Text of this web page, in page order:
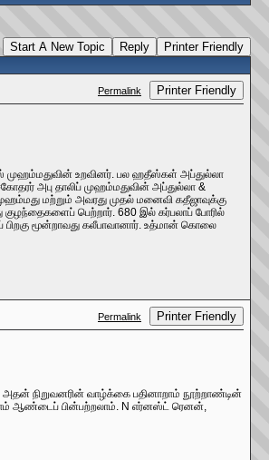
Start A New Topic Reply Printer Friendly
Permalink Printer Friendly
முஹம்மதுவின் உறவினர். பல ஹதீஸ்கள் அப்துல்லா
அபு தாலிப் முஹம்மதுவின் அப்துல்லா &
மற்றும் அவரது முதல் மனைவி கதீஜாவுக்கு
பெற்றார். 680 இல் கர்பலாப் போரில்
பிறகு மூன்றாவது கலீபாவானார். உத்மான் கொலை
Permalink Printer Friendly
நிறுவனரின் வாழ்க்கை பதினாறாம் நூற்றாண்டின்
நாம் ஆண்டைப் பின்பற்றலாம். N எர்னஸ்ட் ரெனன்,